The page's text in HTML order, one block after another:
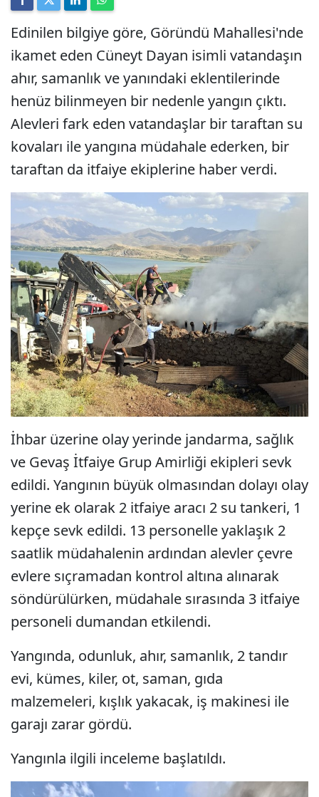
Edinilen bilgiye göre, Göründü Mahallesi'nde
ikamet eden Cüneyt Dayan isimli vatandaşın
ahır, samanlık ve yanındaki eklentilerinde
henüz bilinmeyen bir nedenle yangın çıktı.
Alevleri fark eden vatandaşlar bir taraftan su
kovaları ile yangına müdahale ederken, bir
taraftan da itfaiye ekiplerine haber verdi.
İhbar üzerine olay yerinde jandarma, sağlık
ve Gevaş İtfaiye Grup Amirliği ekipleri sevk
edildi. Yangının büyük olmasından dolayı olay
yerine ek olarak 2 itfaiye aracı 2 su tankeri, 1
kepçe sevk edildi. 13 personelle yaklaşık 2
saatlik müdahalenin ardından alevler çevre
evlere sıçramadan kontrol altına alınarak
söndürülürken, müdahale sırasında 3 itfaiye
personeli dumandan etkilendi.
Yangında, odunluk, ahır, samanlık, 2 tandır
evi, kümes, kiler, ot, saman, gıda
malzemeleri, kışlık yakacak, iş makinesi ile
garajı zarar gördü.
Yangınla ilgili inceleme başlatıldı.